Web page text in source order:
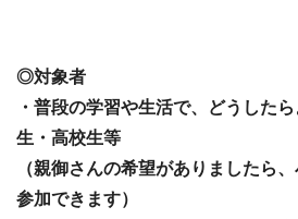
◎対象者
・普段の学習や生活で、どうした
生・高校生等
（親御さんの希望がありましたら
参加できます）